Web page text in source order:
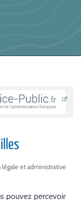
et administrative
pouvez percevoir